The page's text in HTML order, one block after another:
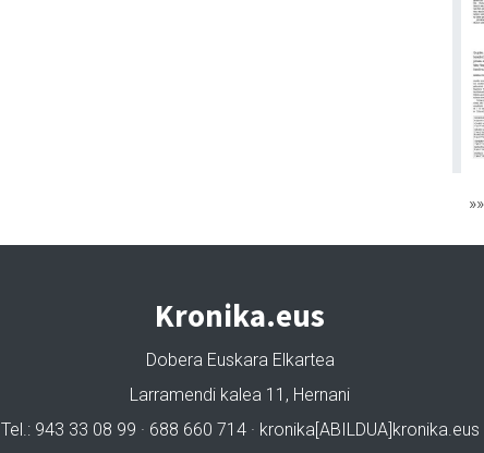
»»
Kronika.eus
Dobera Euskara Elkartea
Larramendi kalea 11, Hernani
Tel.: 943 33 08 99 · 688 660 714 · kronika[ABILDUA]kronika.eus